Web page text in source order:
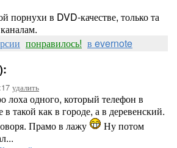
порнухи в DVD-качестве, только та
понравилось! в evernote
удалить
лоха одного, который телефон в
такой как в городе, а в деревенский.
Прамо в лажу
Ну потом